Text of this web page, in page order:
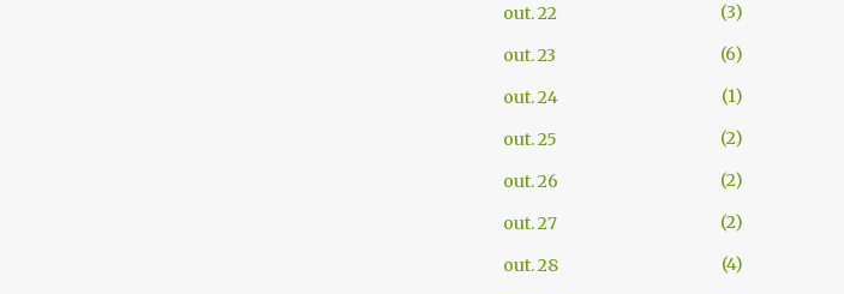
out. 22
3
out. 23
6
out. 24
1
out. 25
2
out. 26
2
out. 27
2
out. 28
4